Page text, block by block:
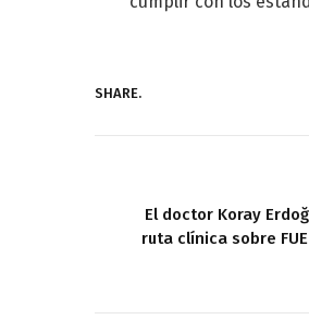
SHARE.
El doctor Koray
ruta clínica sobre